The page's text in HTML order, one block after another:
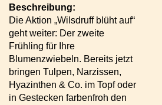
Beschreibung:
Die Aktion „Wilsdruff blüht auf“
geht weiter: Der zweite
Frühling für Ihre
Blumenzwiebeln. Bereits jetzt
bringen Tulpen, Narzissen,
Hyazinthen & Co. im Topf oder
in Gestecken farbenfroh den